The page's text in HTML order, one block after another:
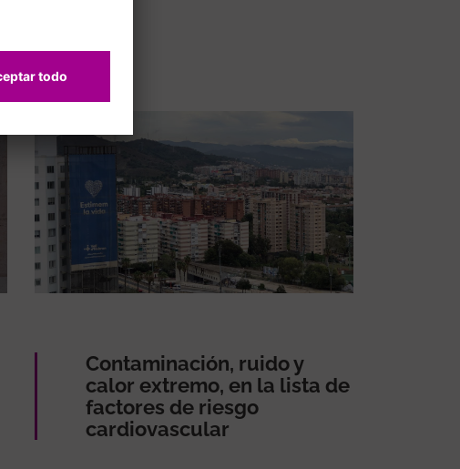
Contaminación, ruido y
calor extremo, en la lista de
factores de riesgo
cardiovascular